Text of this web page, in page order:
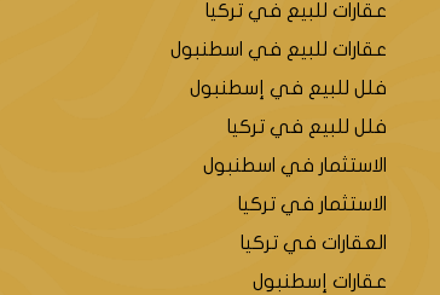
عقارات للبيع في تركيا
عقارات للبيع في اسطنبول
فلل للبيع في إسطنبول
فلل للبيع في تركيا
الاستثمار في اسطنبول
الاستثمار في تركيا
العقارات في تركيا
عقارات إسطنبول